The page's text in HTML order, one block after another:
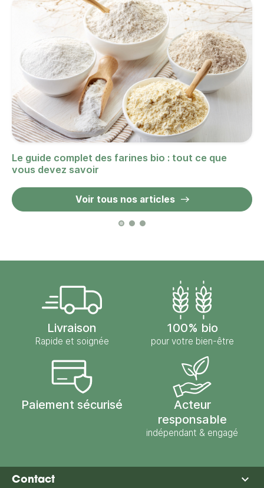
Le guide complet des farines bio : tout ce que
vous devez savoir
Voir tous nos articles
Livraison
Rapide et soignée
100% bio
pour votre bien-être
Paiement sécurisé
Acteur
responsable
indépendant & engagé
Contact 